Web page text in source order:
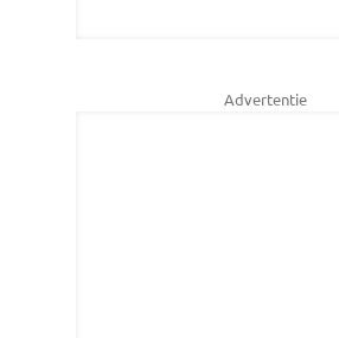
Advertentie